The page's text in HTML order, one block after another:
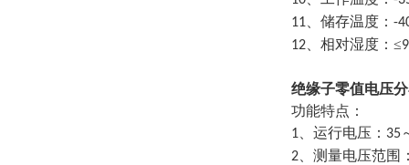
11 、储存温度： -
12 、相对湿度：≤
绝缘子零值电压
功能特点：
1 、运行电压： 35
2 、测量电压范围